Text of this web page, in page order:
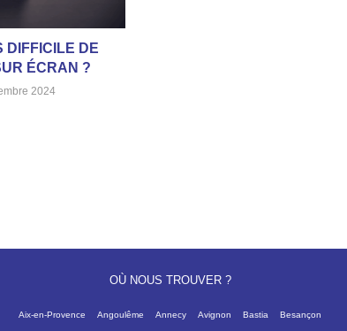
DIFFICILE DE
ÉCRAN ?
2024
OÙ NOUS TROUVER ?
Aix-en-Provence Angoulême Annecy Avignon Bastia Besançon